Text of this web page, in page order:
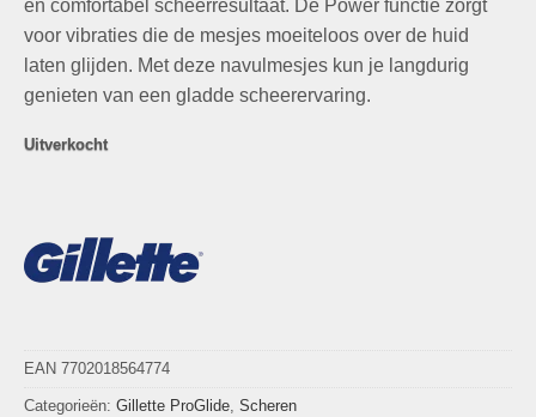
en comfortabel scheerresultaat. De Power functie zorgt
voor vibraties die de mesjes moeiteloos over de huid
laten glijden. Met deze navulmesjes kun je langdurig
genieten van een gladde scheerervaring.
Uitverkocht
EAN 7702018564774
Categorieën: Gillette ProGlide, Scheren